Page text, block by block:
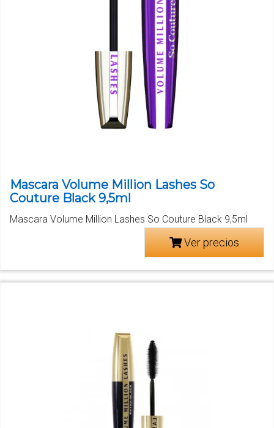
Mascara Volume Million Lashes So
Couture Black 9,5ml
Mascara Volume Million Lashes So Couture Black 9,5ml
Ver precios